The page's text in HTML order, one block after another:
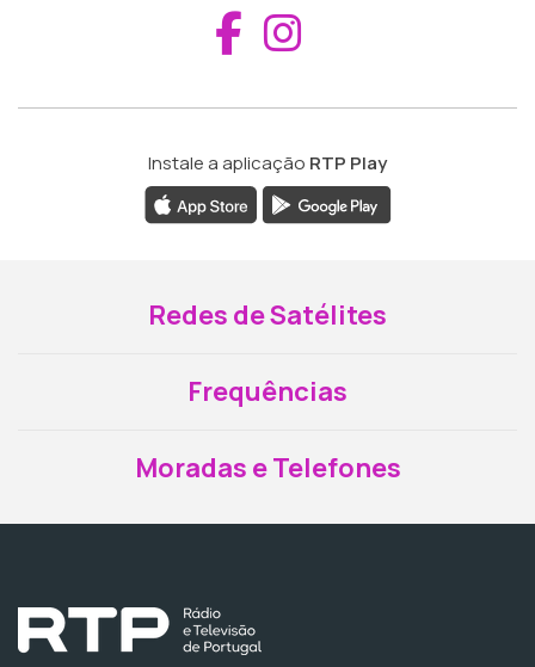
Aceder ao
Instale a aplicação RTP Play
Redes de Satélites
Frequências
Moradas e Telefones